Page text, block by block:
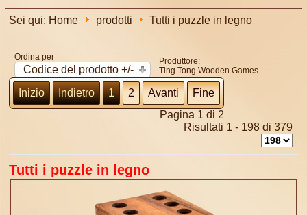
Sei qui: Home prodotti Tutti i puzzle in legno
Ordina per
Codice del prodotto +/-
Produttore:
Ting Tong Wooden Games
Inizio Indietro 1 2 Avanti
Fine
Pagina 1 di 2
Risultati 1 - 198 di 379
Tutti i puzzle in legno